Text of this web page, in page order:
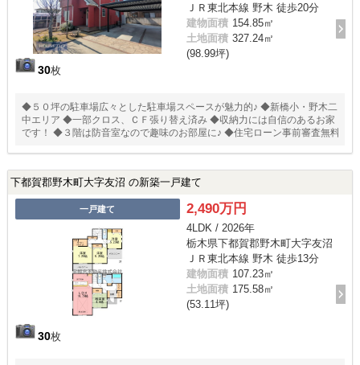
30枚
ＪＲ東北本線 野木 徒歩20分
建物面積 154.85㎡
土地面積 327.24㎡
(98.99坪)
◆５０坪の駐車場広々とした駐車場スペースが魅力的♪ ◆新橋小・野木二
中エリア ◆一部クロス、ＣＦ張り替え済み ◆収納力には自信のあるお家
です！ ◆３階は防音室なので趣味のお部屋に♪ ◆住宅ローン事前審査無料
下都賀郡野木町大字友沼 の新築一戸建て
一戸建て
30枚
2,490万円
4LDK / 2026年
栃木県下都賀郡野木町大字友沼
ＪＲ東北本線 野木 徒歩13分
建物面積 107.23㎡
土地面積 175.58㎡
(53.11坪)